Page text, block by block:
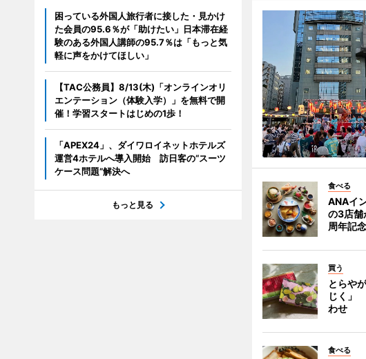
食べる
ANAイ
の3店
周年記
買う
とらや
じく」
わせ
食べる
困っている外国人旅行者に接した・見かけ
た会員の95.6％が「助けたい」日本滞在経
験のある外国人講師の95.7％は「もっと気
軽に声をかけてほしい」
【TAC公務員】8/13(木)「オンラインオリ
エンテーション（体験入学）」を無料で開
催！学習スタートはじめの1歩！
「APEX24」、ダイワロイネットホテルズ
運営4ホテルへ導入開始 訪日客の“スーツ
ケース問題”解決へ
もっと見る